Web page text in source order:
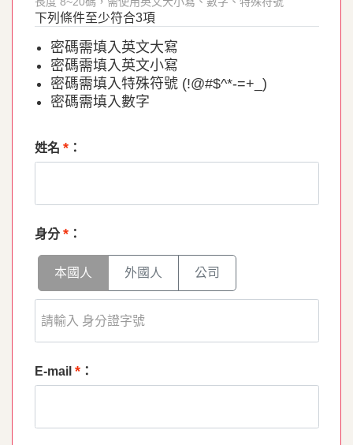
下列條件至少符合3項
密碼需填入英文大寫
密碼需填入英文小寫
密碼需填入特殊符號 (!@#$^*-=+_)
密碼需填入數字
姓名 *：
身分 *：
本國人 外國人 公司
E-mail *：